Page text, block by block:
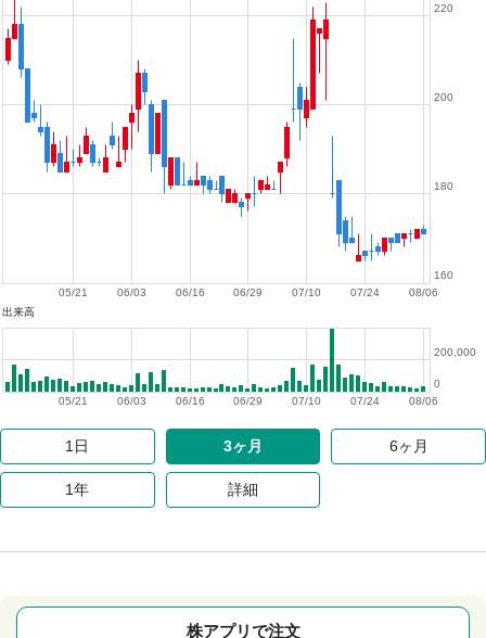
08/06
07/24
07/10
06/29
06/16
06/03
05/21
160
180
200
220
出来高
08/06
07/24
07/10
06/29
06/16
06/03
05/21
0
200,000
1日 3ヶ月 6ヶ月
1年 詳細
株アプリで注文